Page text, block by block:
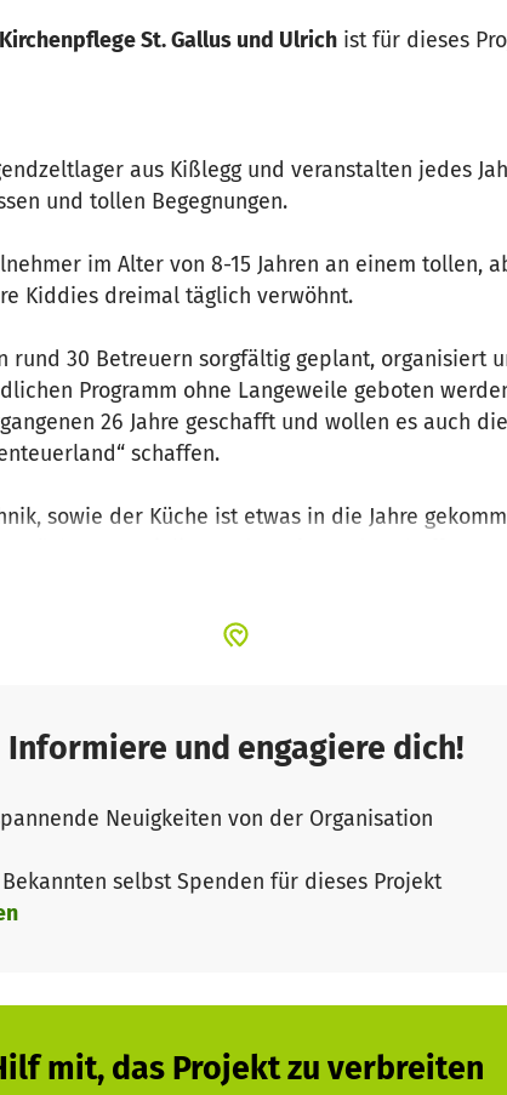
St. Gallus und Ulrichist für dieses
aus Kißlegg und veranstalten jedes
und tollen Begegnungen.
im Alter von 8-15 Jahren an einem tollen,
Kiddies dreimal täglich verwöhnt.
rund 30 Betreuern sorgfältig geplant, organisiert
Programm ohne Langeweile geboten
26 Jahre geschafft und wollen es auch
schaffen.
sowie der Küche ist etwas in die Jahre
und Jugendzeltlagers und unsere vielen
Informiere und engagiere dich!
Neuigkeiten von der Organisation
selbst Spenden für dieses Projekt
mit, das Projekt zu verbreiten